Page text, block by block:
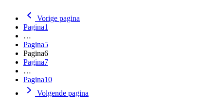
Vorige pagina
Pagina1
…
Pagina5
Pagina6
Pagina7
…
Pagina10
Volgende pagina